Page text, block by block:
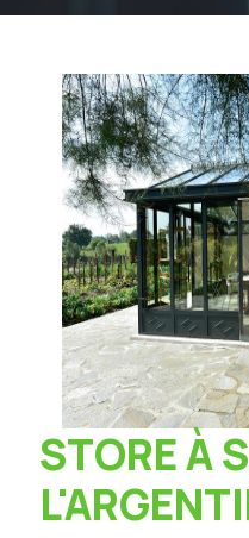
STORE À SAINTE-FOY-